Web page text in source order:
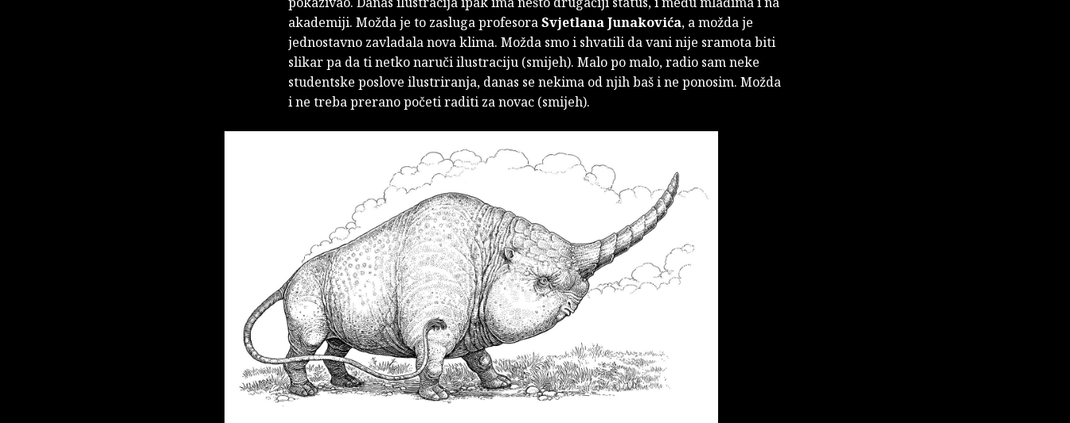
akademiji. Možda je to zasluga profesoraSvjetlana Junakovića, a možda je
jednostavno zavladala nova klima. Možda smo i shvatili da vani nije sramota biti
slikar pa da ti netko naruči ilustraciju (smijeh). Malo po malo, radio sam neke
studentske poslove ilustriranja, danas se nekima od njih baš i ne ponosim. Možda
i ne treba prerano početi raditi za novac (smijeh).